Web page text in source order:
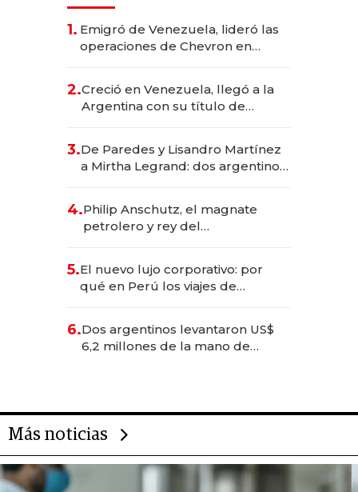
1. Emigró de Venezuela, lideró las
operaciones de Chevron en
2.Creció en Venezuela, llegó a la
Argentina con su título de
las marcas "fast premium"
3.De Paredes y Lisandro Martínez
a Mirtha Legrand: dos argentinos
4.Philip Anschutz, el magnate
petrolero y rey del
Fénix
5.El nuevo lujo corporativo: por
qué en Perú los viajes de
para convertirse en experiencias
transformadoras
6.Dos argentinos levantaron US$
6,2 millones de la mano de
Más noticias